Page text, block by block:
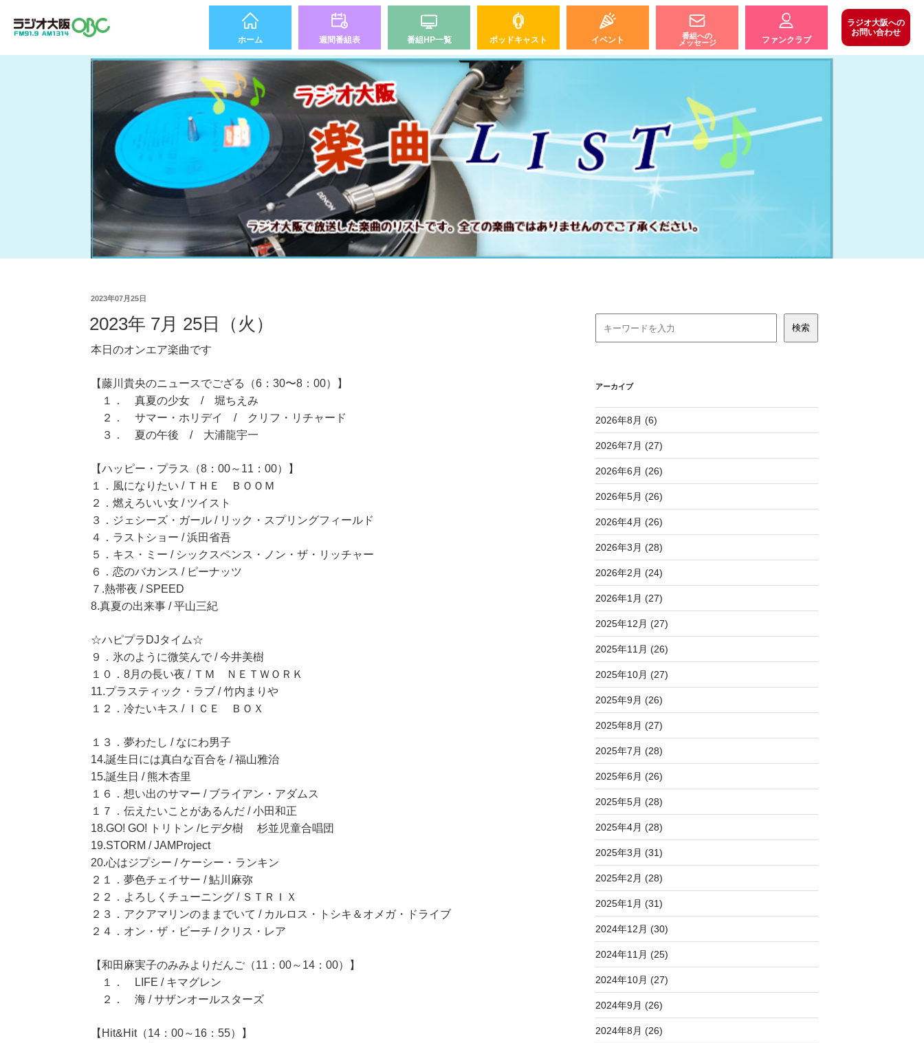
ホーム 週間番組表 番組HP一覧 ポッドキャスト イベント
番組への
メッセージ
ファンクラブ
ラジオ大阪への
お問い合わせ
2023年07月25日
2023年 7月 25日（火）
本日のオンエア楽曲です
【藤川貴央のニュースでござる（6：30〜8：00）】
１． 真夏の少女 / 堀ちえみ
２． サマー・ホリデイ / クリフ・リチャード
３． 夏の午後 / 大浦龍宇一
【ハッピー・プラス（8：00～11：00）】
１．風になりたい / ＴＨＥ ＢＯＯＭ
２．燃えろいい女 / ツイスト
３．ジェシーズ・ガール / リック・スプリングフィールド
４．ラストショー / 浜田省吾
５．キス・ミー / シックスペンス・ノン・ザ・リッチャー
６．恋のバカンス / ピーナッツ
７.熱帯夜 / SPEED
8.真夏の出来事 / 平山三紀
☆ハピプラDJタイム☆
９．氷のように微笑んで / 今井美樹
１０．8月の長い夜 / ＴＭ ＮＥＴＷＯＲＫ
11.プラスティック・ラブ / 竹内まりや
１２．冷たいキス / ＩＣＥ ＢＯＸ
１３．夢わたし / なにわ男子
14.誕生日には真白な百合を / 福山雅治
15.誕生日 / 熊木杏里
１６．想い出のサマー / ブライアン・アダムス
１７．伝えたいことがあるんだ / 小田和正
18.GO! GO! トリトン /ヒデ夕樹 杉並児童合唱団
19.STORM / JAMProject
20.心はジプシー / ケーシー・ランキン
２１．夢色チェイサー / 鮎川麻弥
２２．よろしくチューニング / ＳＴＲＩＸ
２３．アクアマリンのままでいて / カルロス・トシキ＆オメガ・ドライブ
２４．オン・ザ・ビーチ / クリス・レア
【和田麻実子のみみよりだんご（11：00～14：00）】
１． LIFE / キマグレン
２． 海 / サザンオールスターズ
【Hit&Hit（14：00～16：55）】
アーカイブ
2026年8月 (6)
2026年7月 (27)
2026年6月 (26)
2026年5月 (26)
2026年4月 (26)
2026年3月 (28)
2026年2月 (24)
2026年1月 (27)
2025年12月 (27)
2025年11月 (26)
2025年10月 (27)
2025年9月 (26)
2025年8月 (27)
2025年7月 (28)
2025年6月 (26)
2025年5月 (28)
2025年4月 (28)
2025年3月 (31)
2025年2月 (28)
2025年1月 (31)
2024年12月 (30)
2024年11月 (25)
2024年10月 (27)
2024年9月 (26)
2024年8月 (26)